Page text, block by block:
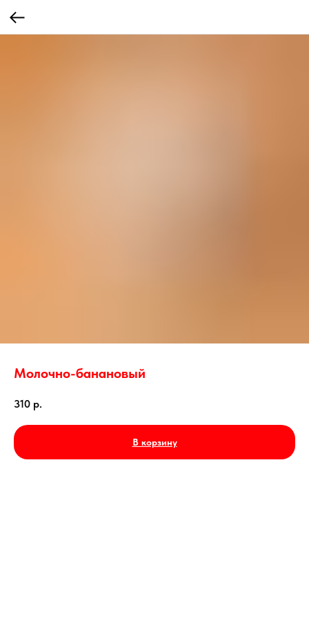
Молочно-банановый
310 р.
В корзину